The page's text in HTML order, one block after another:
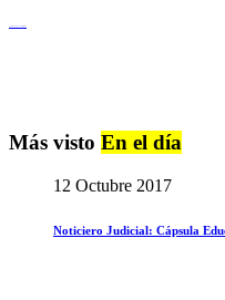
Más visto En el día
12 Octubre 2017
Noticiero Judicial: Cápsula